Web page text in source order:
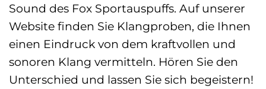
Sound des Fox Sportauspuffs. Auf unserer
Website finden Sie Klangproben, die Ihnen
einen Eindruck von dem kraftvollen und
sonoren Klang vermitteln. Hören Sie den
Unterschied und lassen Sie sich begeistern!